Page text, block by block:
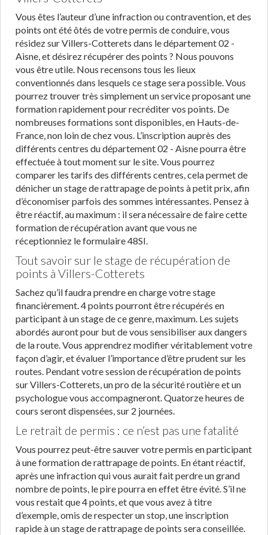
Vous êtes l’auteur d’une infraction ou contravention, et des
points ont été ôtés de votre permis de conduire, vous
résidez sur Villers-Cotterets dans le département 02 -
Aisne, et désirez récupérer des points ? Nous pouvons
vous être utile. Nous recensons tous les lieux
conventionnés dans lesquels ce stage sera possible. Vous
pourrez trouver très simplement un service proposant une
formation rapidement pour recréditer vos points. De
nombreuses formations sont disponibles, en Hauts-de-
France, non loin de chez vous. L’inscription auprès des
différents centres du département 02 - Aisne pourra être
effectuée à tout moment sur le site. Vous pourrez
comparer les tarifs des différents centres, cela permet de
dénicher un stage de rattrapage de points à petit prix, afin
d’économiser parfois des sommes intéressantes. Pensez à
être réactif, au maximum : il sera nécessaire de faire cette
formation de récupération avant que vous ne
réceptionniez le formulaire 48SI.
Tout savoir sur le stage de récupération de
points à Villers-Cotterets
Sachez qu’il faudra prendre en charge votre stage
financièrement. 4 points pourront être récupérés en
participant à un stage de ce genre, maximum. Les sujets
abordés auront pour but de vous sensibiliser aux dangers
de la route. Vous apprendrez modifier véritablement votre
façon d’agir, et évaluer l’importance d’être prudent sur les
routes. Pendant votre session de récupération de points
sur Villers-Cotterets, un pro de la sécurité routière et un
psychologue vous accompagneront. Quatorze heures de
cours seront dispensées, sur 2 journées.
Le retrait de permis : ce n’est pas une fatalité
Vous pourrez peut-être sauver votre permis en participant
à une formation de rattrapage de points. En étant réactif,
après une infraction qui vous aurait fait perdre un grand
nombre de points, le pire pourra en effet être évité. S’il ne
vous restait que 4 points, et que vous avez à titre
d’exemple, omis de respecter un stop, une inscription
rapide à un stage de rattrapage de points sera conseillée.